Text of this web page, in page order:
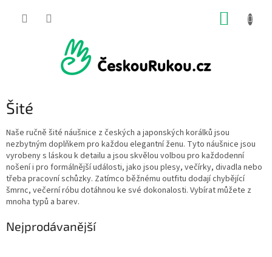
Šité
Naše ručně šité náušnice z českých a japonských korálků jsou
nezbytným doplňkem pro každou elegantní ženu. Tyto náušnice jsou
vyrobeny s láskou k detailu a jsou skvělou volbou pro každodenní
nošení i pro formálnější události, jako jsou plesy, večírky, divadla nebo
třeba pracovní schůzky. Zatímco běžnému outfitu dodají chybějící
šmrnc, večerní róbu dotáhnou ke své dokonalosti. Vybírat můžete z
mnoha typů a barev.
Nejprodávanější